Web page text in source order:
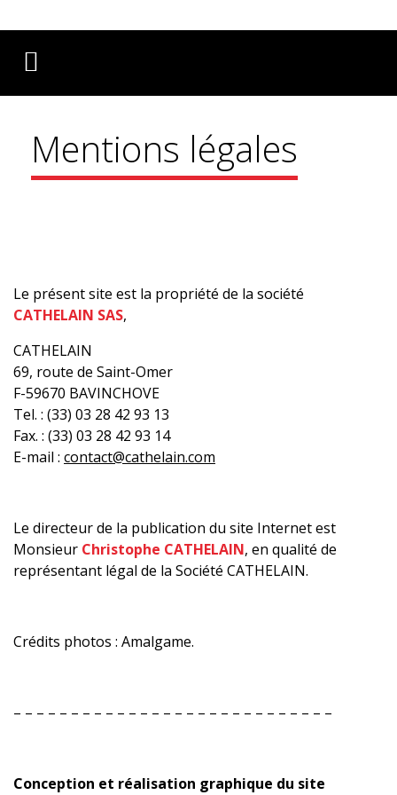
Mentions légales
Le présent site est la propriété de la société
CATHELAIN SAS,
CATHELAIN
69, route de Saint-Omer
F-59670 BAVINCHOVE
Tel. : (33) 03 28 42 93 13
Fax. : (33) 03 28 42 93 14
E-mail : contact@cathelain.com
Le directeur de la publication du site Internet est
Monsieur Christophe CATHELAIN, en qualité de
représentant légal de la Société CATHELAIN.
Crédits photos : Amalgame.
– – – – – – – – – – – – – – – – – – – – – – – – – – – –
Conception et réalisation graphique du site